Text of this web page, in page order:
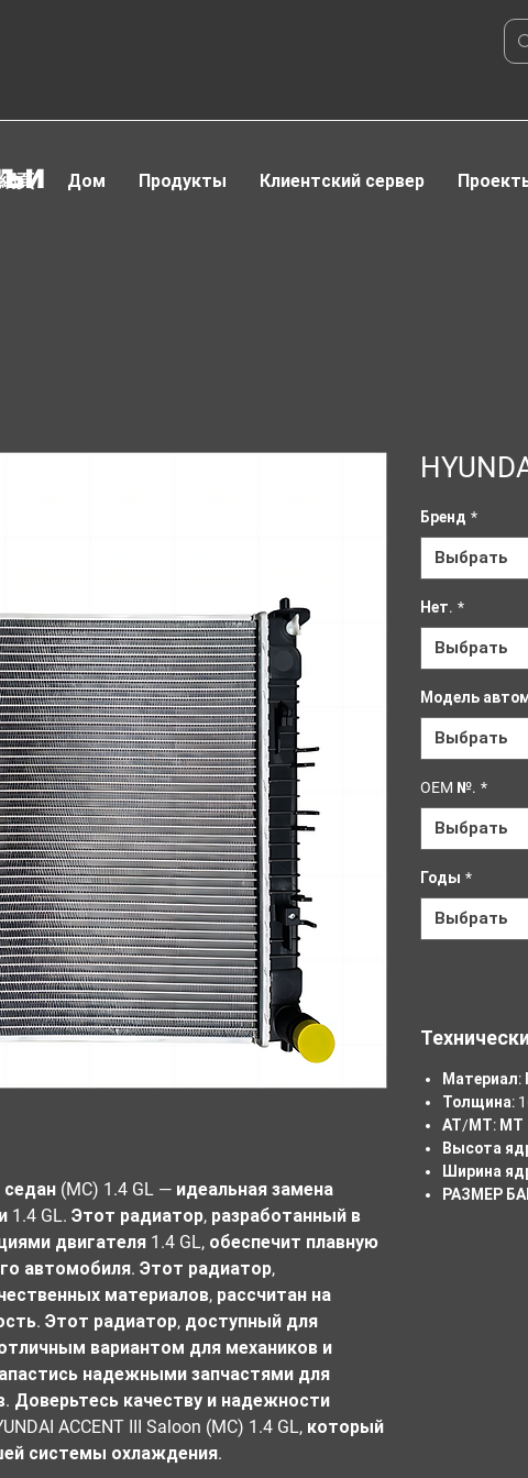
頁 Дом Продукты Клиентский сервер
седан (MC) 1.4 GL — идеальная замена
GL. Этот радиатор, разработанный в
двигателя 1.4 GL, обеспечит плавную
автомобиля. Этот радиатор,
материалов, рассчитан на
Этот радиатор, доступный для
вариантом для механиков и
надежными запчастями для
Доверьтесь качеству и надежности
ACCENT III Saloon (MC) 1.4 GL, который
системы охлаждения.
Бренд *
Выбрать
Нет. *
Выбрать
Модель
Выбрать
OEM №. *
Выбрать
Годы *
Выбрать
Материал:
Толщина:
АТ/МТ: МТ
Высота
Ширина
РАЗМЕР